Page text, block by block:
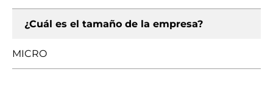
¿Cuál es el tamaño de la empresa?
MICRO